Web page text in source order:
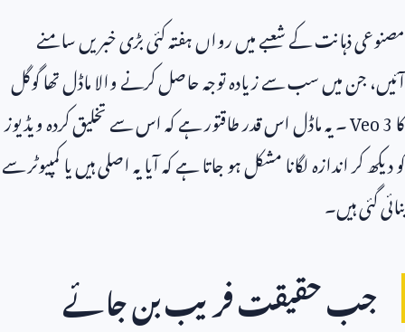
مصنوعی ذہانت کے شعبے میں رواں ہفتہ کئی بڑی خبریں سامنے
آئیں، جن میں سب سے زیادہ توجہ حاصل کرنے والا ماڈل تھا گوگل
کاVeo 3۔ یہ ماڈل اس قدر طاقتور ہے کہ اس سے تخلیق کردہ ویڈیوز
کو دیکھ کر اندازہ لگانا مشکل ہو جاتا ہے کہ آیا یہ اصلی ہیں یا کمپیوٹر سے
بنائی گئی ہیں۔
جب حقیقت فریب بن جائے